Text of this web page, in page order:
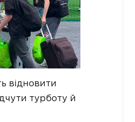
відновити
турботу й